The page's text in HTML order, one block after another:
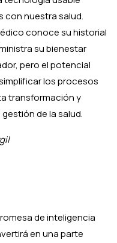
con nuestra salud.
conoce su historial
su bienestar
pero el potencial
los procesos
transformación y
de la salud.
de inteligencia
en una parte